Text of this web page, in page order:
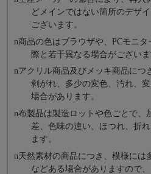
どメインではない箇所のデザ
ございます。
n商品の⾊はブラウザや、PCモニ
際と若⼲異なる場合がございま
nアクリル商品及びメッキ商品につ
剥がれ、多少の変色、汚れ、
場合があります。
n布製品は製造ロットや色ごとで、
差、色味の違い、ほつれ、折
ます。
n天然素材の商品につき、模様には
などある場合がありますので